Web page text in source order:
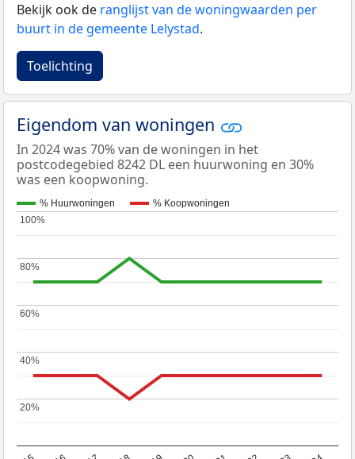
Bekijk ook de ranglijst van de woningwaarden per
buurt in de gemeente Lelystad.
Toelichting
Eigendom van woningen
In 2024 was 70% van de woningen in het
postcodegebied 8242 DL een huurwoning en 30%
was een koopwoning.
% Huurwoningen % Koopwoningen
20%
20%
40%
40%
60%
60%
80%
80%
100%
100%